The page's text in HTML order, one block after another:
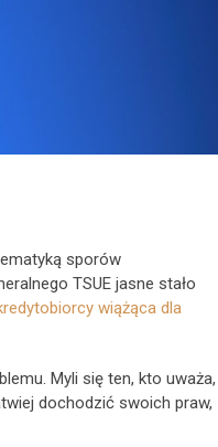
sporów
TSUE jasne stało
wiążąca dla
Myli się ten, kto uważa,
dochodzić swoich praw,